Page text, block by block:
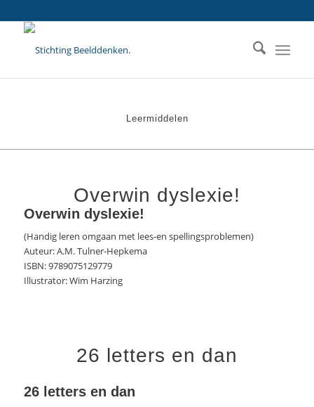
Leermiddelen
Overwin dyslexie!
Overwin dyslexie!
(Handig leren omgaan met lees-en spellingsproblemen)
Auteur: A.M. Tulner-Hepkema
ISBN: 9789075129779
Illustrator: Wim Harzing
26 letters en dan
26 letters en dan